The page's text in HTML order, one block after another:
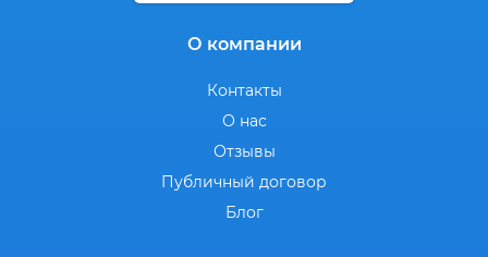
О компании
Контакты
О нас
Отзывы
Публичный договор
Блог